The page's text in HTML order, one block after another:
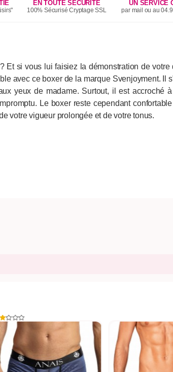
EN TOUTE SÉCURITÉ
100% Sécurisé Cryptage SSL
UN SERVICE
par mail ou au
Et si vous lui faisiez la démonstration de
avec ce boxer de la marque Svenjoyment. Il
yeux de madame. Surtout, il est accroché
Le boxer reste cependant
votre vigueur prolongée et de votre tonus.